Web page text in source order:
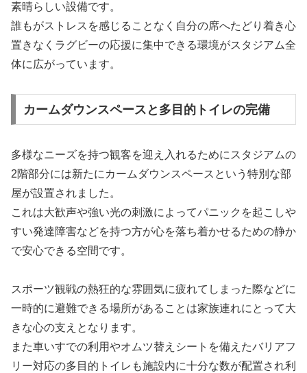
素晴らしい設備です。
誰もがストレスを感じることなく自分の席へたどり着き心
置きなくラグビーの応援に集中できる環境がスタジアム全
体に広がっています。
カームダウンスペースと多目的トイレの完備
多様なニーズを持つ観客を迎え入れるためにスタジアムの
2階部分には新たにカームダウンスペースという特別な部
屋が設置されました。
これは大歓声や強い光の刺激によってパニックを起こしや
すい発達障害などを持つ方が心を落ち着かせるための静か
で安心できる空間です。
スポーツ観戦の熱狂的な雰囲気に疲れてしまった際などに
一時的に避難できる場所があることは家族連れにとって大
きな心の支えとなります。
また車いすでの利用やオムツ替えシートを備えたバリアフ
リー対応の多目的トイレも施設内に十分な数が配置され利